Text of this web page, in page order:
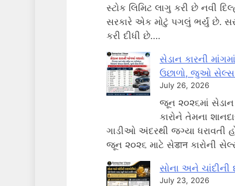
સ્ટોક લિમિટ લાગુ કરી છે નવી
સરકારે એક મોટું પગલું ભર્યું છે.
કરી દીધી છે….
સેડાન કારની
ઉછાળો, જુઓ સેલ્સ
July 26, 2026
જૂન ૨૦૨૬માં સેડાન
કારોને તેમના
ગાડીઓ અંદરથી જગ્યા ધરાવતી
જૂન ૨૦૨૬ માટે સેडान કારોની
સોના અને ચાંદીની
July 23, 2026